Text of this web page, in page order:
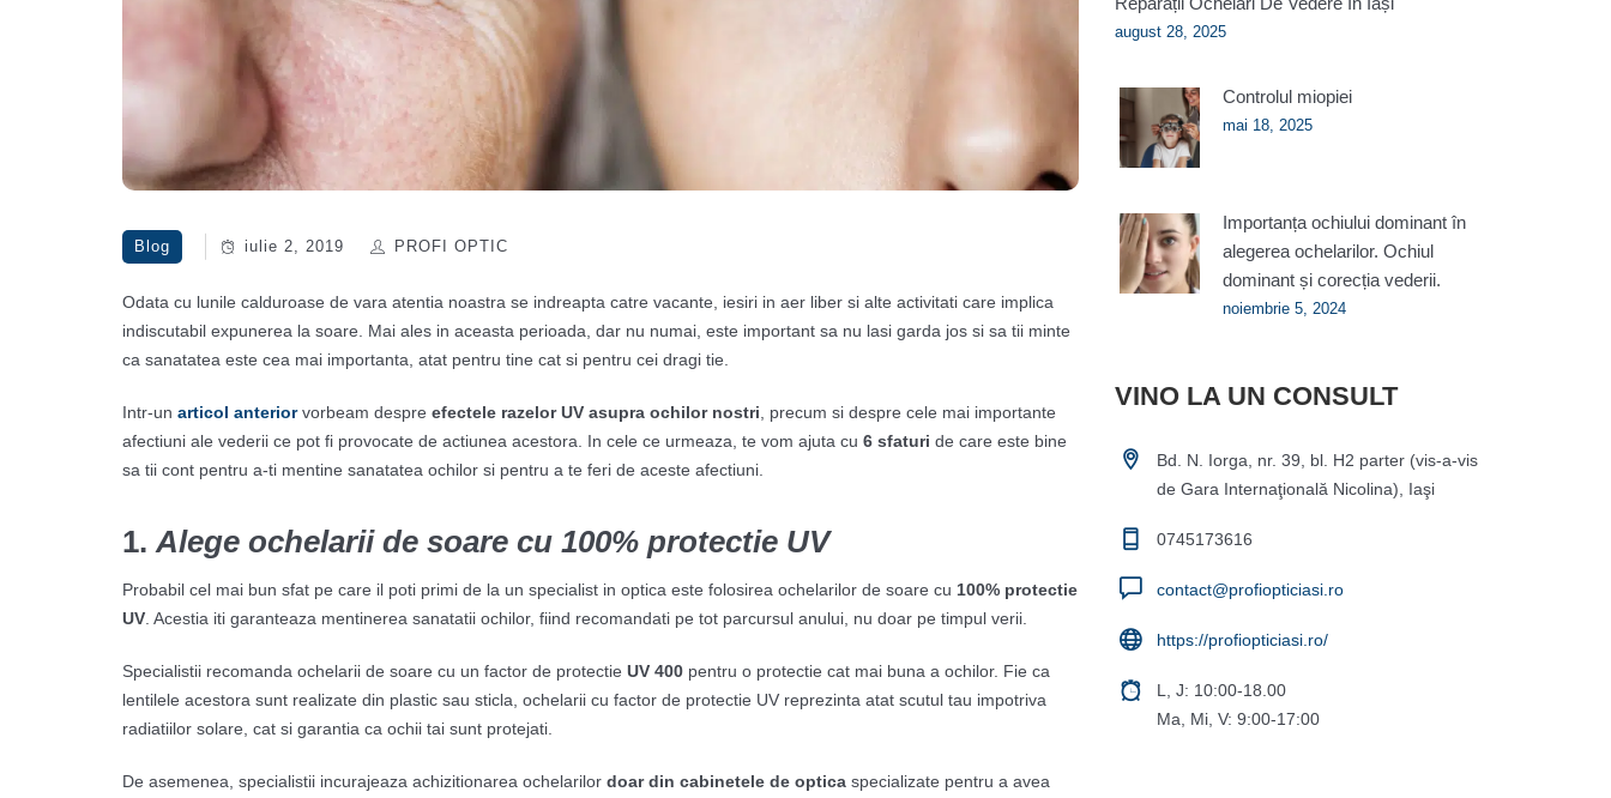
Blog iulie 2, 2019 PROFI OPTIC
Odata cu lunile calduroase de vara atentia noastra se indreapta catre vacante, iesiri in aer liber si alte activitati care implica
indiscutabil expunerea la soare. Mai ales in aceasta perioada, dar nu numai, este important sa nu lasi garda jos si sa tii minte
ca sanatatea este cea mai importanta, atat pentru tine cat si pentru cei dragi tie.
Intr-un articol anteriorvorbeam despre efectele razelor UV asupra ochilor nostri , precum si despre cele mai importante
afectiuni ale vederii ce pot fi provocate de actiunea acestora. In cele ce urmeaza, te vom ajuta cu 6 sfaturi de care este bine
sa tii cont pentru a-ti mentine sanatatea ochilor si pentru a te feri de aceste afectiuni.
1. Alege ochelarii de soare cu 100% protectie UV
Probabil cel mai bun sfat pe care il poti primi de la un specialist in optica este folosirea ochelarilor de soare cu 100% protectie
UV . Acestia iti garanteaza mentinerea sanatatii ochilor, fiind recomandati pe tot parcursul anului, nu doar pe timpul verii.
Specialistii recomanda ochelarii de soare cu un factor de protectie UV 400 pentru o protectie cat mai buna a ochilor. Fie ca
lentilele acestora sunt realizate din plastic sau sticla, ochelarii cu factor de protectie UV reprezinta atat scutul tau impotriva
radiatiilor solare, cat si garantia ca ochii tai sunt protejati.
De asemenea, specialistii incurajeaza achizitionarea ochelarilor doar din cabinetele de optica specializate pentru a avea
august 28, 2025
Controlul miopiei
mai 18, 2025
Importanța ochiului dominant în
alegerea ochelarilor. Ochiul
dominant și corecția vederii.
noiembrie 5, 2024
VINO LA UN CONSULT
Bd. N. Iorga, nr. 39, bl. H2 parter (vis-a-vis
de Gara Internaţională Nicolina), Iaşi
0745173616
contact@profiopticiasi.ro
https://profiopticiasi.ro/
L, J: 10:00-18.00
Ma, Mi, V: 9:00-17:00